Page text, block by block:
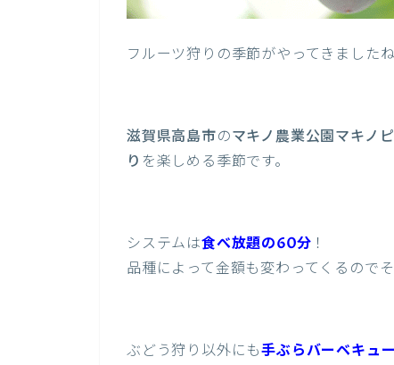
フルーツ狩りの季節がやってきましたね
滋賀県高島市のマキノ農業公園マキノ
り を楽しめる季節です。
システムは食べ放題の60分 ！
品種によって金額も変わってくるので
ぶどう狩り以外にも手ぶらバーベキュー